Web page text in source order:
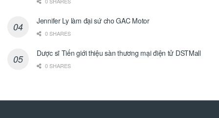
Jennifer Ly làm đại sứ cho GAC Motor
0 SHARES
Dược sĩ Tiến giới thiệu sàn thương mại điện tử DSTMall
0 SHARES